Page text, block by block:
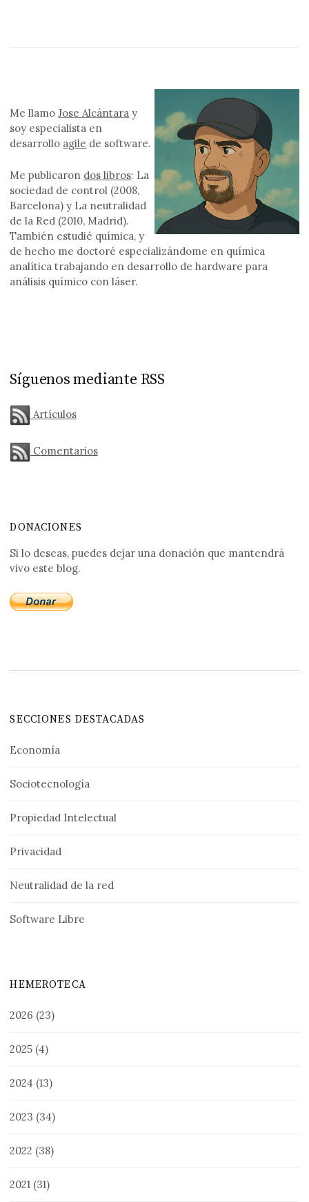
Me llamoJose Alcántara y
soy especialista en
desarrollo agile de software.
Me publicaron dos libros: La
sociedad de control (2008,
Barcelona) y La neutralidad
de la Red (2010, Madrid).
También estudié química, y
de hecho me doctoré especializándome en química
analítica trabajando en desarrollo de hardware para
análisis químico con láser.
Síguenos mediante RSS
Artículos
Comentarios
DONACIONES
Si lo deseas, puedes dejar una donación que mantendrá
vivo este blog.
SECCIONES DESTACADAS
Economía
Sociotecnología
Propiedad Intelectual
Privacidad
Neutralidad de la red
Software Libre
HEMEROTECA
2026 (23)
2025 (4)
2024 (13)
2023 (34)
2022 (38)
2021 (31)